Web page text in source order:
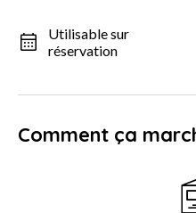
Utilisable sur
réservation
Comment ça